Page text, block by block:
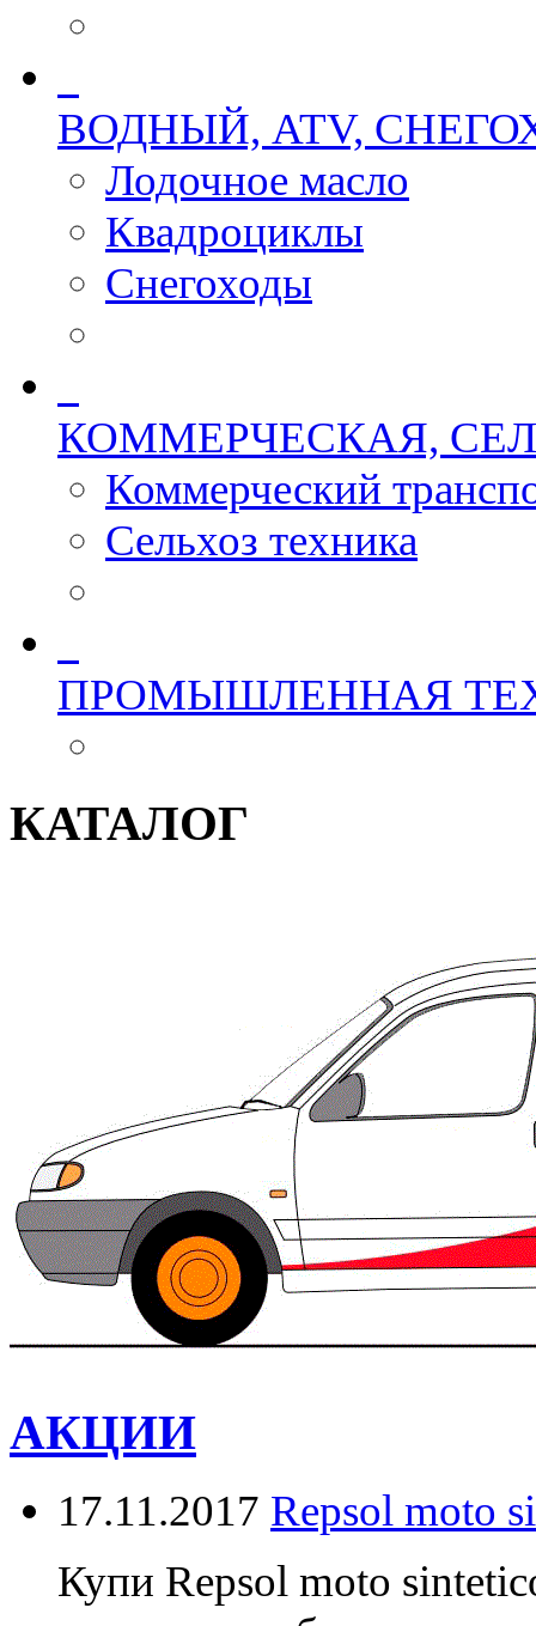
ВОДНЫЙ, ATV,
Лодочное масло
Квадроциклы
Снегоходы
КОММЕРЧЕСКАЯ,
Коммерческий
Сельхоз техника
ПРОМЫШЛЕННАЯ
КАТАЛОГ
АКЦИИ
17.11.2017 Repsol moto
Купи Repsol moto